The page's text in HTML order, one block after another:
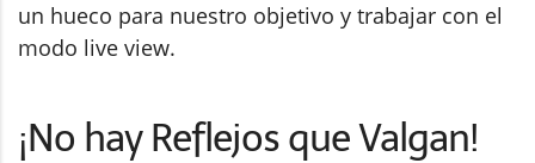
un hueco para nuestro objetivo y trabajar con el
modo live view.
¡No hay Reflejos que Valgan!